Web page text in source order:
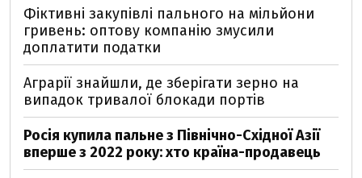
Фіктивні закупівлі пального на мільйони
гривень: оптову компанію змусили
доплатити податки
Аграрії знайшли, де зберігати зерно на
випадок тривалої блокади портів
Росія купила пальне з Північно-Східної Азії
вперше з 2022 року: хто країна-продавець